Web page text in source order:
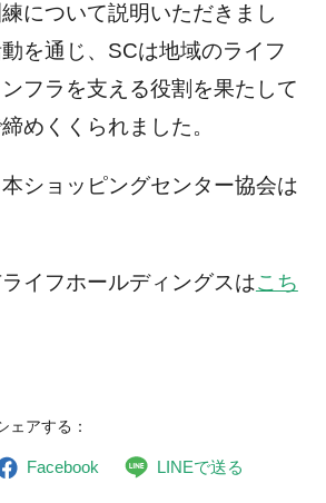
について説明いただきまし
を通じ、SCは地域のライフ
フラを支える役割を果たして
めくくられました。
ショッピングセンター協会は
イフホールディングスはこち
ェアする：
Facebook LINEで送る